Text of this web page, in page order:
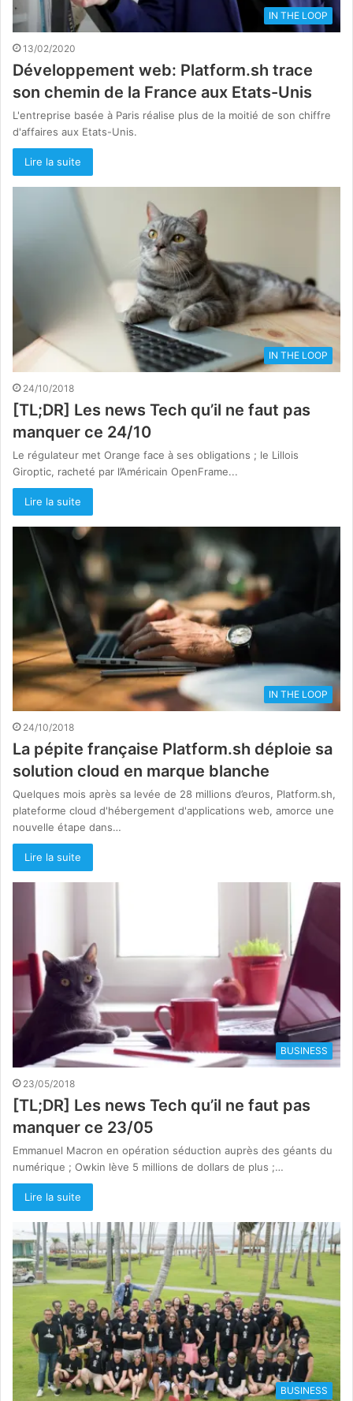
IN THE LOOP
13/02/2020
Développement web: Platform.sh trace
son chemin de la France aux Etats-Unis
L'entreprise basée à Paris réalise plus de la moitié de son chiffre
d'affaires aux Etats-Unis.
Lire la suite
IN THE LOOP
24/10/2018
[TL;DR] Les news Tech qu’il ne faut pas
manquer ce 24/10
Le régulateur met Orange face à ses obligations ; le Lillois
Giroptic, racheté par l’Américain OpenFrame...
Lire la suite
IN THE LOOP
24/10/2018
La pépite française Platform.sh déploie sa
solution cloud en marque blanche
Quelques mois après sa levée de 28 millions d’euros, Platform.sh,
plateforme cloud d'hébergement d'applications web, amorce une
nouvelle étape dans…
Lire la suite
BUSINESS
23/05/2018
[TL;DR] Les news Tech qu’il ne faut pas
manquer ce 23/05
Emmanuel Macron en opération séduction auprès des géants du
numérique ; Owkin lève 5 millions de dollars de plus ;…
Lire la suite
BUSINESS